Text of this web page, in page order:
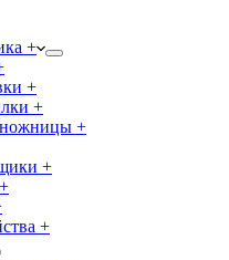
+
+
+
ножницы +
+
+